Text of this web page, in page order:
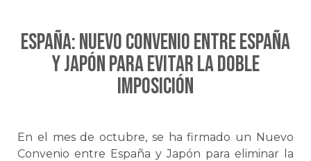
ESPAÑA: NUEVO CONVENIO ENTRE ESPAÑA
Y JAPÓN PARA EVITAR LA DOBLE
IMPOSICIÓN
En el mes de octubre, se ha firmado un Nuevo
Convenio entre España y Japón para eliminar la